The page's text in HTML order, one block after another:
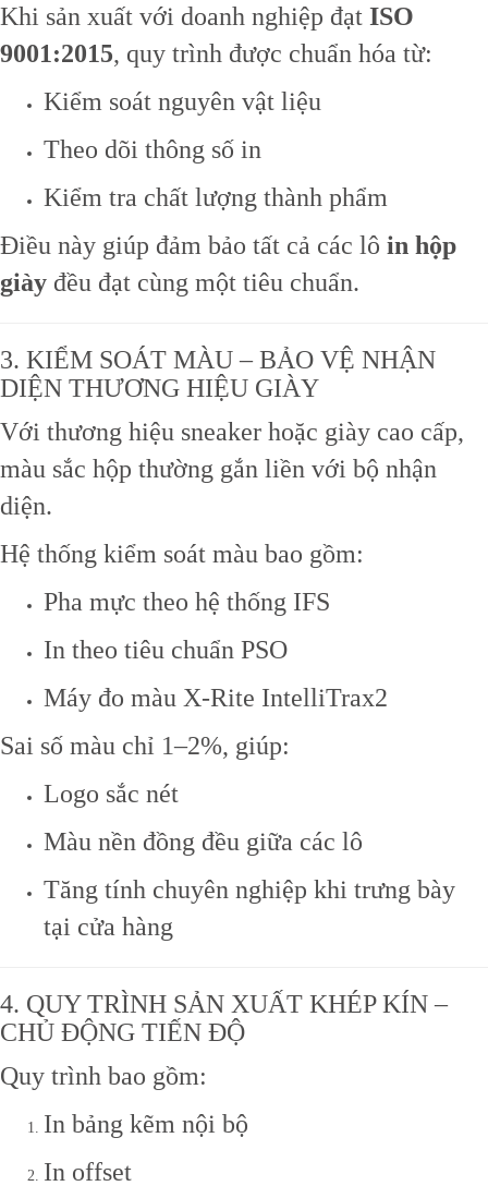
Khi sản xuất với doanh nghiệp đạt ISO
9001:2015, quy trình được chuẩn hóa từ:
Kiểm soát nguyên vật liệu
Theo dõi thông số in
Kiểm tra chất lượng thành phẩm
Điều này giúp đảm bảo tất cả các lô in hộp
giày đều đạt cùng một tiêu chuẩn.
3. KIỂM SOÁT MÀU – BẢO VỆ NHẬN
DIỆN THƯƠNG HIỆU GIÀY
Với thương hiệu sneaker hoặc giày cao cấp,
màu sắc hộp thường gắn liền với bộ nhận
diện.
Hệ thống kiểm soát màu bao gồm:
Pha mực theo hệ thống IFS
In theo tiêu chuẩn PSO
Máy đo màu X-Rite IntelliTrax2
Sai số màu chỉ 1–2%, giúp:
Logo sắc nét
Màu nền đồng đều giữa các lô
Tăng tính chuyên nghiệp khi trưng bày
tại cửa hàng
4. QUY TRÌNH SẢN XUẤT KHÉP KÍN –
CHỦ ĐỘNG TIẾN ĐỘ
Quy trình bao gồm:
In bảng kẽm nội bộ
In offset